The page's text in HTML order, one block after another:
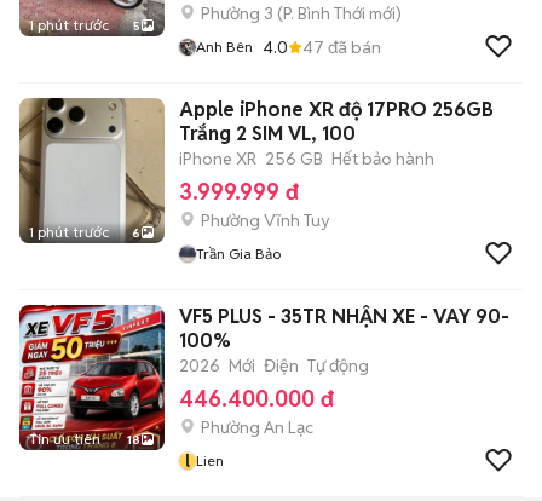
1 phút trước 5
Phường 3 (P. Bình Thới mới)
Anh Bên 4.0 47 đã bán
1 phút trước 6
Apple iPhone XR độ 17PRO 256GB
Trắng 2 SIM VL, 100
iPhone XR 256 GB Hết bảo hành
3.999.999 đ
Phường Vĩnh Tuy
Trần Gia Bảo
Tin ưu tiên 18
VF5 PLUS - 35TR NHẬN XE - VAY 90-
100%
2026 Mới Điện Tự động
446.400.000 đ
Phường An Lạc
l Lien